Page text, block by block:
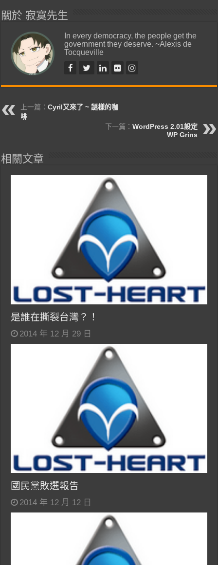
關於 寂寞先生
In every democracy, the people get the
government they deserve. ~Alexis de
Tocqueville
上一篇：Cyril又來了 ~ 謎樣的咖
啡
下一篇： WordPress 2.01設定
WP Grins
相關文章
是誰在撕裂台灣？！
2014 年 12 月 29 日
國民黨敗選報告
2014 年 12 月 12 日